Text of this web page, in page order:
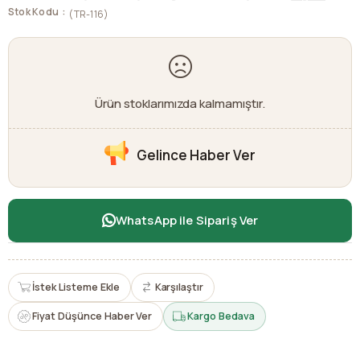
Stok Kodu (TR-116)
Ürün stoklarımızda kalmamıştır.
Gelince Haber Ver
WhatsApp ile Sipariş Ver
İstek Listeme Ekle Karşılaştır
Fiyat Düşünce Haber Ver Kargo Bedava